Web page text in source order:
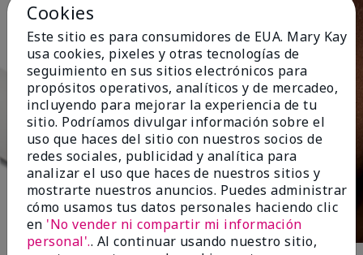
Cookies
Este sitio es para consumidores de EUA. Mary Kay
usa cookies, pixeles y otras tecnologías de
seguimiento en sus sitios electrónicos para
propósitos operativos, analíticos y de mercadeo,
incluyendo para mejorar la experiencia de tu
sitio. Podríamos divulgar información sobre el
uso que haces del sitio con nuestros socios de
redes sociales, publicidad y analítica para
analizar el uso que haces de nuestros sitios y
mostrarte nuestros anuncios. Puedes administrar
cómo usamos tus datos personales haciendo clic
en 'No vender ni compartir mi información
personal'.. Al continuar usando nuestro sitio,